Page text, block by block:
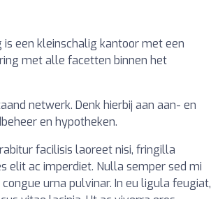
een kleinschalig kantoor met een
met alle facetten binnen het
netwerk. Denk hierbij aan aan- en
en hypotheken.
facilisis laoreet nisi, fringilla
elit ac imperdiet. Nulla semper sed mi
urna pulvinar. In eu ligula feugiat,